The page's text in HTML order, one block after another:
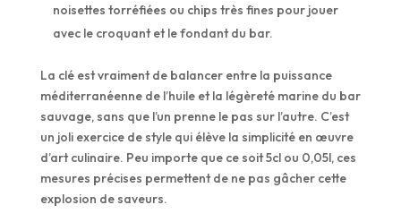
noisettes torréfiées ou chips très fines pour jouer
avec le croquant et le fondant du bar.
La clé est vraiment de balancer entre la puissance
méditerranéenne de l’huile et la légèreté marine du bar
sauvage, sans que l’un prenne le pas sur l’autre. C’est
un joli exercice de style qui élève la simplicité en œuvre
d’art culinaire. Peu importe que ce soit 5cl ou 0,05l, ces
mesures précises permettent de ne pas gâcher cette
explosion de saveurs.